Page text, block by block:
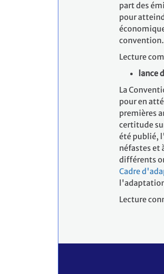
part des
pour
convention.
Lecture
lance
La
pour en
premières
certitude
été publié,
néfastes et
différents
Cadre
Lecture